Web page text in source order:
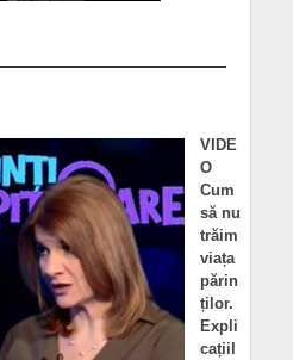
VIDE
O
Cum
să nu
trăim
viața
părin
ților.
Expli
cațiil